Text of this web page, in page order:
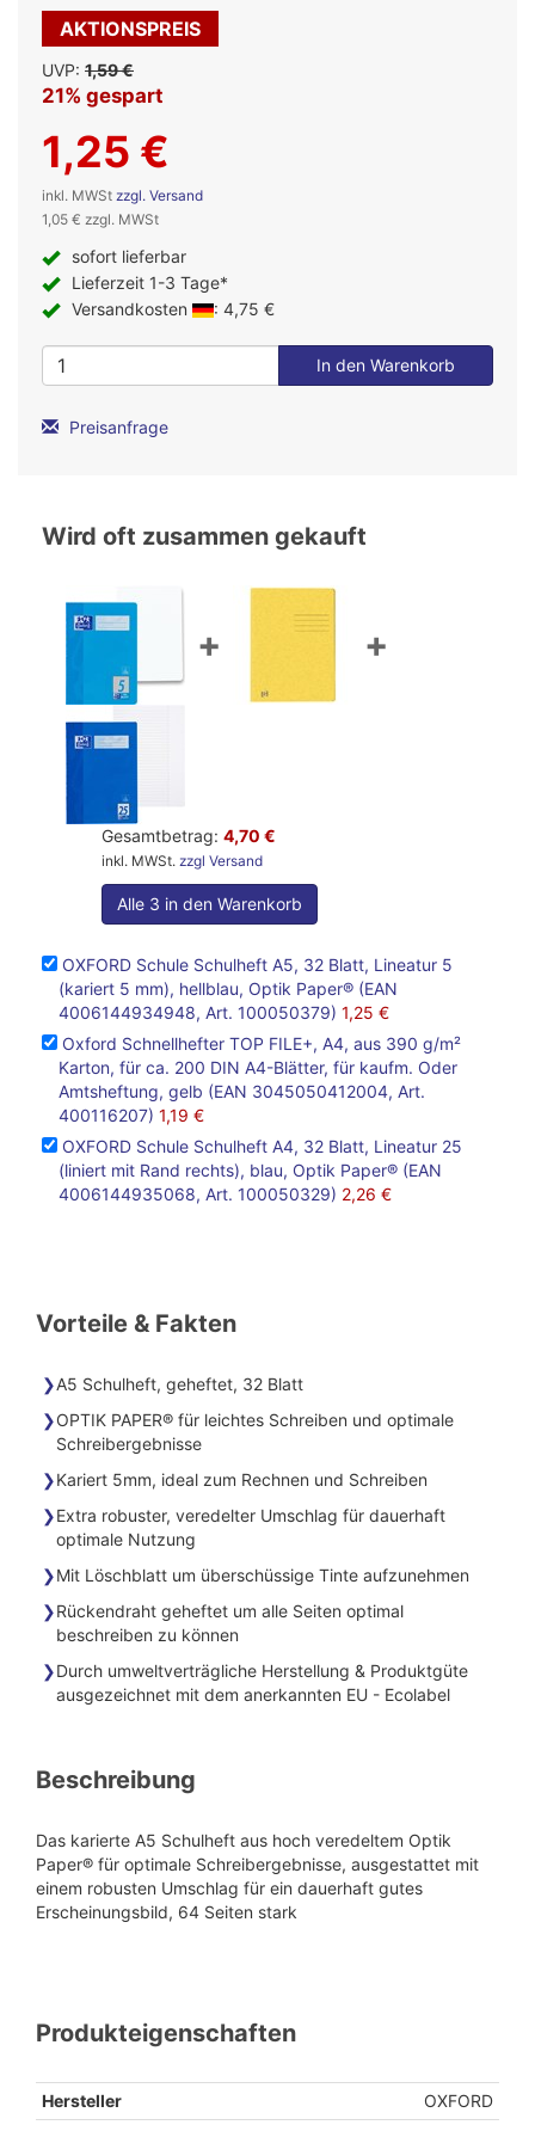
AKTIONSPREIS
UVP: 1,59 €
21% gespart
1,25 €
inkl. MWSt zzgl. Versand
1,05 € zzgl. MWSt
sofort lieferbar
Lieferzeit 1-3 Tage*
Versandkosten
: 4,75 €
Preisanfrage
Wird oft zusammen gekauft
+ +
Gesamtbetrag: 4,70 €
inkl. MWSt. zzgl Versand
Alle 3 in den Warenkorb
OXFORD Schule Schulheft A5, 32 Blatt, Lineatur 5
(kariert 5 mm), hellblau, Optik Paper® (EAN
4006144934948, Art. 100050379) 1,25 €
Oxford Schnellhefter TOP FILE+, A4, aus 390 g/m²
Karton, für ca. 200 DIN A4-Blätter, für kaufm. Oder
Amtsheftung, gelb (EAN 3045050412004, Art.
400116207) 1,19 €
OXFORD Schule Schulheft A4, 32 Blatt, Lineatur 25
(liniert mit Rand rechts), blau, Optik Paper® (EAN
4006144935068, Art. 100050329) 2,26 €
Vorteile & Fakten
A5 Schulheft, geheftet, 32 Blatt
OPTIK PAPER® für leichtes Schreiben und optimale
Schreibergebnisse
Kariert 5mm, ideal zum Rechnen und Schreiben
Extra robuster, veredelter Umschlag für dauerhaft
optimale Nutzung
Mit Löschblatt um überschüssige Tinte aufzunehmen
Rückendraht geheftet um alle Seiten optimal
beschreiben zu können
Durch umweltverträgliche Herstellung & Produktgüte
ausgezeichnet mit dem anerkannten EU - Ecolabel
Beschreibung
Das karierte A5 Schulheft aus hoch veredeltem Optik
Paper® für optimale Schreibergebnisse, ausgestattet mit
einem robusten Umschlag für ein dauerhaft gutes
Erscheinungsbild, 64 Seiten stark
Produkteigenschaften
Hersteller
OXFORD